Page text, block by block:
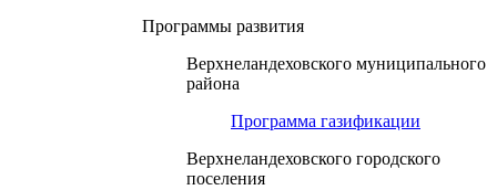
Программы развития
Верхнеландеховского муниципального
района
Программа газификации
Верхнеландеховского городского
поселения